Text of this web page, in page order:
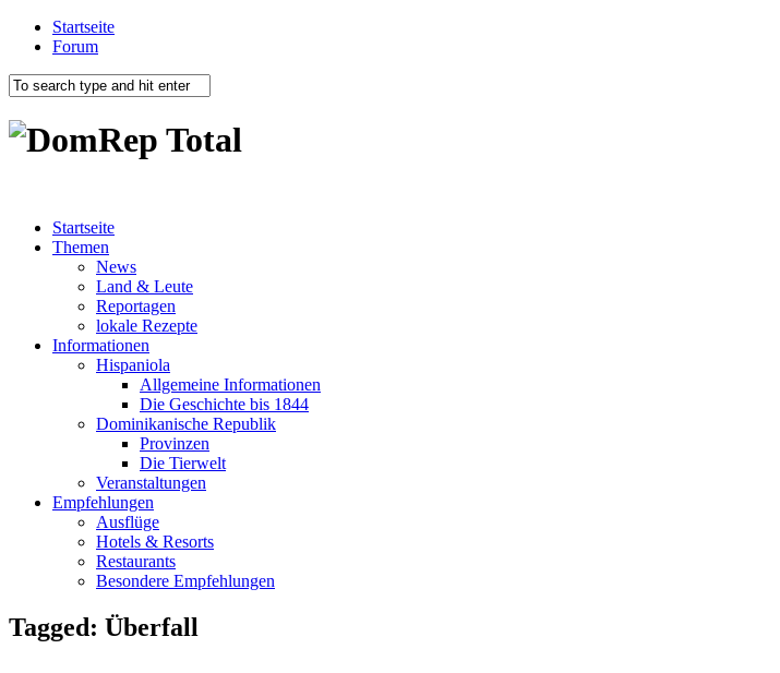
Startseite
Forum
Startseite
Themen
News
Land & Leute
Reportagen
lokale Rezepte
Informationen
Hispaniola
Allgemeine Informationen
Die Geschichte bis 1844
Dominikanische Republik
Provinzen
Die Tierwelt
Veranstaltungen
Empfehlungen
Ausflüge
Hotels & Resorts
Restaurants
Besondere Empfehlungen
Tagged: Überfall